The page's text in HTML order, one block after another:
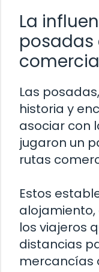
La
posadas
Las
historia y
asociar con
jugaron un
rutas
Estos
los viajeros
distancias
mercancías